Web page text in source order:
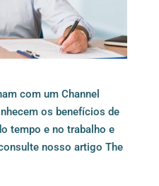
com um Channel
os benefícios de
tempo e no trabalho e
nosso artigo The